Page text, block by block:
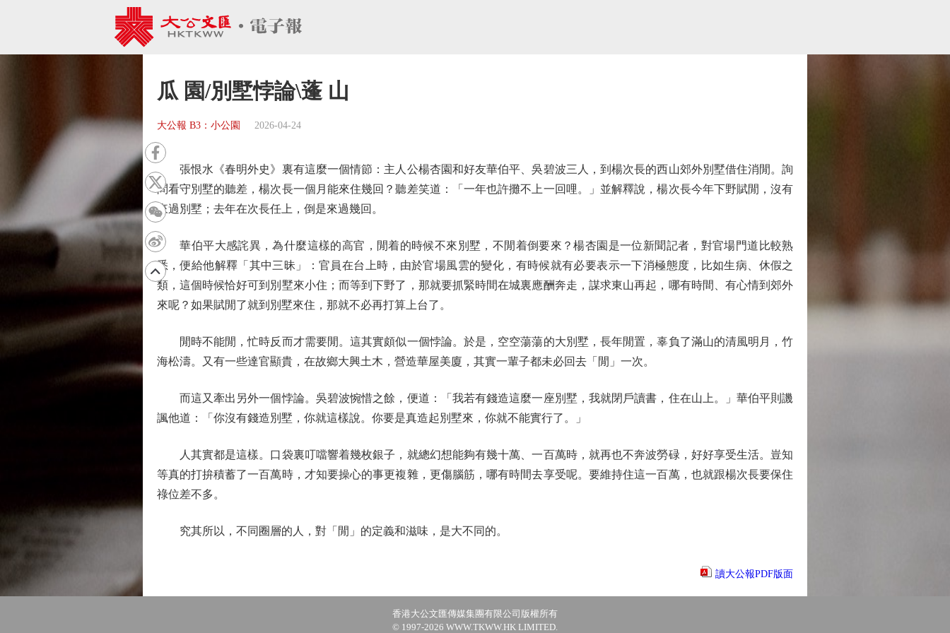
瓜 園/別墅悖論\蓬 山
大公報 B3：小公園 2026-04-24
張恨水《春明外史》裏有這麼一個情節：主人公楊杏園和好友華伯平、吳碧波三人，到楊次長的西山郊外別墅借住消閒。詢
問看守別墅的聽差，楊次長一個月能來住幾回？聽差笑道：「一年也許攤不上一回哩。」並解釋說，楊次長今年下野賦閒，沒有
來過別墅；去年在次長任上，倒是來過幾回。
華伯平大感詫異，為什麼這樣的高官，閒着的時候不來別墅，不閒着倒要來？楊杏園是一位新聞記者，對官場門道比較熟
悉，便給他解釋「其中三昧」：官員在台上時，由於官場風雲的變化，有時候就有必要表示一下消極態度，比如生病、休假之
類，這個時候恰好可到別墅來小住；而等到下野了，那就要抓緊時間在城裏應酬奔走，謀求東山再起，哪有時間、有心情到郊外
來呢？如果賦閒了就到別墅來住，那就不必再打算上台了。
閒時不能閒，忙時反而才需要閒。這其實頗似一個悖論。於是，空空蕩蕩的大別墅，長年閒置，辜負了滿山的清風明月，竹
海松濤。又有一些達官顯貴，在故鄉大興土木，營造華屋美廈，其實一輩子都未必回去「閒」一次。
而這又牽出另外一個悖論。吳碧波惋惜之餘，便道：「我若有錢造這麼一座別墅，我就閉戶讀書，住在山上。」華伯平則譏
諷他道：「你沒有錢造別墅，你就這樣說。你要是真造起別墅來，你就不能實行了。」
人其實都是這樣。口袋裏叮噹響着幾枚銀子，就總幻想能夠有幾十萬、一百萬時，就再也不奔波勞碌，好好享受生活。豈知
等真的打拚積蓄了一百萬時，才知要操心的事更複雜，更傷腦筋，哪有時間去享受呢。要維持住這一百萬，也就跟楊次長要保住
祿位差不多。
究其所以，不同圈層的人，對「閒」的定義和滋味，是大不同的。
讀大公報PDF版面
香港大公文匯傳媒集團有限公司版權所有
© 1997-2026 WWW.TKWW.HK LIMITED.